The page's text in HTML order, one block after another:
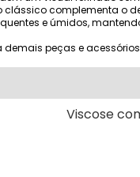
complementa o
e úmidos,
peças e
Viscose